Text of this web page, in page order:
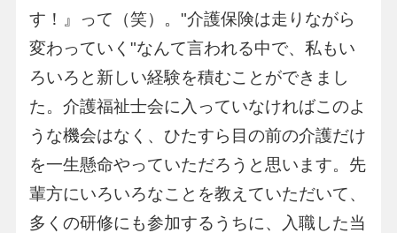
す！』って（笑）。"介護保険は走りながら
変わっていく"なんて言われる中で、私もい
ろいろと新しい経験を積むことができまし
た。介護福祉士会に入っていなければこのよ
うな機会はなく、ひたすら目の前の介護だけ
を一生懸命やっていただろうと思います。先
輩方にいろいろなことを教えていただいて、
多くの研修にも参加するうちに、入職した当